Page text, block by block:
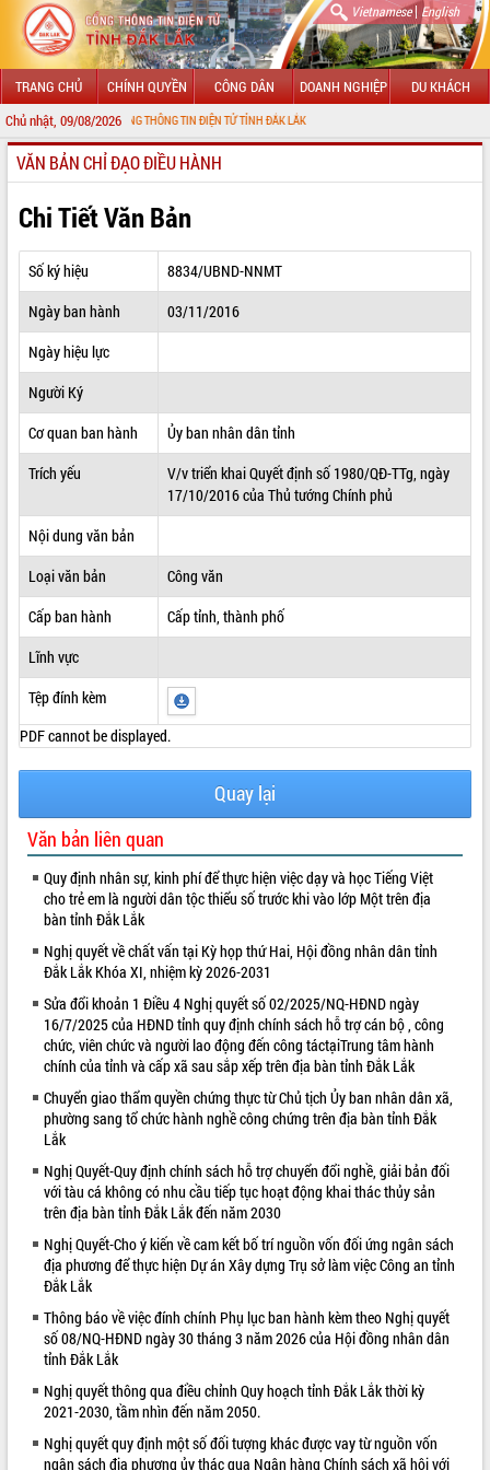
Vietnamese| English
TRANG CHỦ CHÍNH QUYỀN CÔNG DÂN DOANH NGHIỆP DU KHÁCH
Chủ nhật, 09/08/2026
ĐẾN VỚI CỔNG THÔNG TIN ĐIỆN TỬ TỈNH ĐẮK LẮK
GIỚI THIỆU
LÃNH ĐẠO UBND TỈNH
TIN TỨC SỰ KIỆN
SỞ, BAN, NGÀNH
THÔNG TIN CHỈ ĐẠO ĐIỀU HÀNH
HỆ THỐNG VĂN BẢN
VĂN BẢN HĐND TỈNH
ĐIỂM TIN VĂN BẢN
VIDEO
Khám bệnh, cấp phát thuốc miễn phí
và tặng quà người dân xã Cư Pui
Hội nghị UBND tỉnh Đắk Lắk thường kỳ
tháng 7/2026
Lễ truy tặng danh hiệu “Bà Mẹ Việt
Nam Anh hùng” và trao Huân chương
Lao động
UBND tỉnh Đắk Lắk triển khai nhiệm
vụ 6 tháng cuối năm 2026
Kỳ họp thứ Hai, Hội đồng nhân dân
ALBUM ẢNH
VĂN BẢN CHỈ ĐẠO ĐIỀU HÀNH
Chi Tiết Văn Bản
Số ký hiệu
8834/UBND-NNMT
Ngày ban hành
03/11/2016
Ngày hiệu lực
Người Ký
Cơ quan ban hành
Ủy ban nhân dân tỉnh
Trích yếu
V/v triển khai Quyết định số 1980/QĐ-TTg, ngày
17/10/2016 của Thủ tướng Chính phủ
Nội dung văn bản
Loại văn bản
Công văn
Cấp ban hành
Cấp tỉnh, thành phố
Lĩnh vực
Tệp đính kèm
PDF cannot be displayed.
Quay lại
Văn bản liên quan
Quy định nhân sự, kinh phí để thực hiện việc dạy và học Tiếng Việt
cho trẻ em là người dân tộc thiểu số trước khi vào lớp Một trên địa
bàn tỉnh Đắk Lắk
Nghị quyết về chất vấn tại Kỳ họp thứ Hai, Hội đồng nhân dân tỉnh
Đắk Lắk Khóa XI, nhiệm kỳ 2026-2031
Sửa đổi khoản 1 Điều 4 Nghị quyết số 02/2025/NQ-HĐND ngày
16/7/2025 của HĐND tỉnh quy định chính sách hỗ trợ cán bộ , công
chức, viên chức và người lao động đến công táctạiTrung tâm hành
chính của tỉnh và cấp xã sau sắp xếp trên địa bàn tỉnh Đắk Lắk
Chuyển giao thẩm quyền chứng thực từ Chủ tịch Ủy ban nhân dân xã,
phường sang tổ chức hành nghề công chứng trên địa bàn tỉnh Đắk
Lắk
Nghị Quyết-Quy định chính sách hỗ trợ chuyển đổi nghề, giải bản đối
với tàu cá không có nhu cầu tiếp tục hoạt động khai thác thủy sản
trên địa bàn tỉnh Đắk Lắk đến năm 2030
Nghị Quyết-Cho ý kiến về cam kết bố trí nguồn vốn đối ứng ngân sách
địa phương để thực hiện Dự án Xây dựng Trụ sở làm việc Công an tỉnh
Đắk Lắk
Thông báo về việc đính chính Phụ lục ban hành kèm theo Nghị quyết
số 08/NQ-HĐND ngày 30 tháng 3 năm 2026 của Hội đồng nhân dân
tỉnh Đắk Lắk
Nghị quyết thông qua điều chỉnh Quy hoạch tỉnh Đắk Lắk thời kỳ
2021-2030, tầm nhìn đến năm 2050.
Nghị quyết quy định một số đối tượng khác được vay từ nguồn vốn
ngân sách địa phương ủy thác qua Ngân hàng Chính sách xã hội với